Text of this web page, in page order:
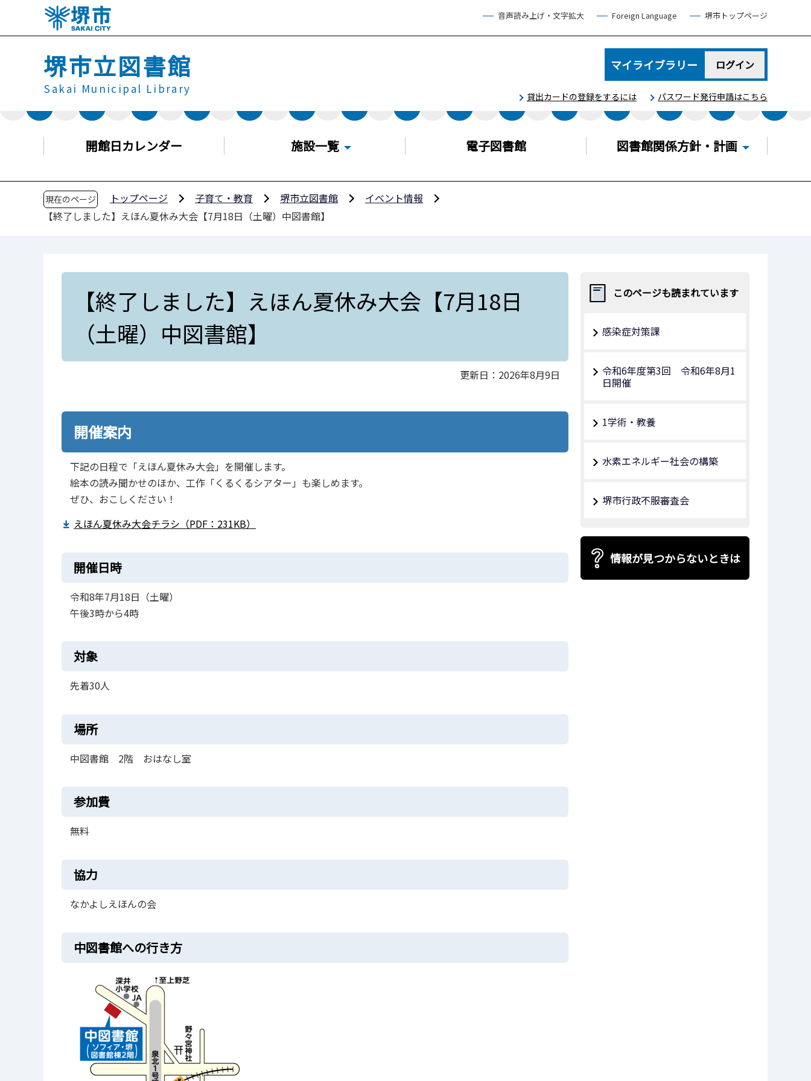
ペ
音声読み上げ・文字拡大 Foreign Language 堺市トップページ
堺市立図書館
Sakai Municipal Library
マイライブラリー ログイン
貸出カードの登録をするには パスワード発行申請はこちら
開館日カレンダー 施設一覧 電子図書館 図書館関係方針・計画
現在のページ トップページ 子育て・教育 堺市立図書館
イベント情報
【終了しました】えほん夏休み大会【7月18日（土曜）中図書館】
【終了しました】えほん夏休み大会【7月18日
（土曜）中図書館】
更新日：2026年8月9日
開催案内
下記の日程で「えほん夏休み大会」を開催します。
絵本の読み聞かせのほか、工作「くるくるシアター」も楽しめます。
ぜひ、おこしください！
えほん夏休み大会チラシ（PDF：231KB）
開催日時
令和8年7月18日（土曜）
午後3時から4時
対象
先着30人
場所
中図書館 2階 おはなし室
参加費
無料
協力
なかよしえほんの会
中図書館への行き方
このページも読まれています
感染症対策課
令和6年度第3回 令和6年8月1
日開催
1学術・教養
水素エネルギー社会の構築
堺市行政不服審査会
情報が見つからないときは